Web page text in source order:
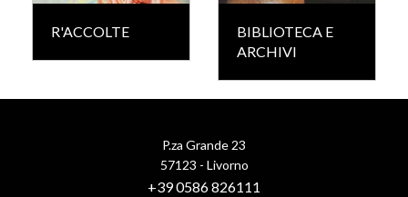
R'ACCOLTE
BIBLIOTECA E
ARCHIVI
P.za Grande 23
57123 - Livorno
+39 0586 826111